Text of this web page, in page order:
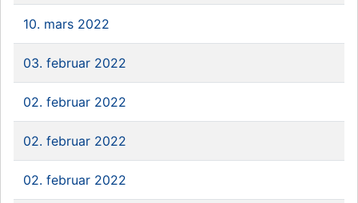
10. mars 2022
03. februar 2022
02. februar 2022
02. februar 2022
02. februar 2022